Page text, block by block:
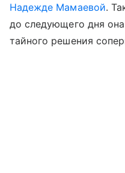
Надежде Мамаевой.
до следующего дня
тайного решения